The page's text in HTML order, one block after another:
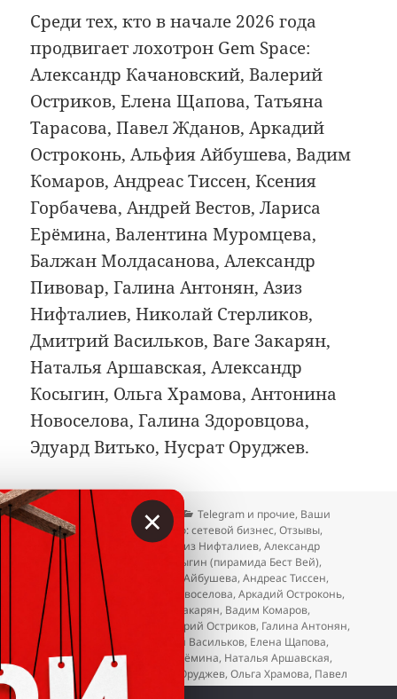
Среди тех, кто в начале 2026 года
продвигает лохотрон Gem Space:
Александр Качановский, Валерий
Остриков, Елена Щапова, Татьяна
Тарасова, Павел Жданов, Аркадий
Остроконь, Альфия Айбушева, Вадим
Комаров, Андреас Тиссен, Ксения
Горбачева, Андрей Вестов, Лариса
Ерёмина, Валентина Муромцева,
Балжан Молдасанова, Александр
Пивовар, Галина Антонян, Азиз
Нифталиев, Николай Стерликов,
Дмитрий Васильков, Ваге Закарян,
Наталья Аршавская, Александр
Косыгин, Ольга Храмова, Антонина
Новоселова, Галина Здоровцова,
Эдуард Витько, Нусрат Оруджев.
Опубликовано
13.02.2026 Автор
Вкладер Рубрики
Telegram и прочие, Ваши
отзывы и жалобы
Осторожно: сетевой бизнес,Отзывы,
Пирамида Василенко
Метки
Азиз Нифталиев,Александр
Качановский, Александр Косыгин (пирамида Бест Вей),
Александр Пивовар
Альфия Айбушева,Андреас Тиссен,
Андрей Вестов
Антонина Новоселова,Аркадий Остроконь,
Балжан Молдасанова
Ваге Закарян, Вадим Комаров,
Валентина Муромцева
Валерий Остриков, Галина Антонян,
Галина Здоровцова
Дмитрий Васильков, Елена Щапова,
Ксения Горбачева, Лариса Ерёмина, Наталья Аршавская,
Николай Стерликов
Нусрат Оруджев,Ольга Храмова, Павел
Жданов
,Татьяна Тарасова
Эдуард Витько
×